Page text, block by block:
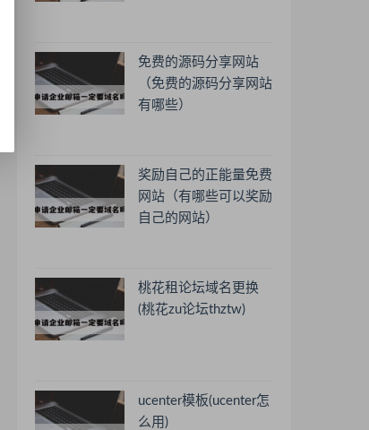
免费的源码分享网站
（免费的源码分享网站
有哪些）
奖励自己的正能量免费
网站（有哪些可以奖励
自己的网站）
桃花租论坛域名更换
(桃花zu论坛thztw)
ucenter模板(ucenter怎
么用)